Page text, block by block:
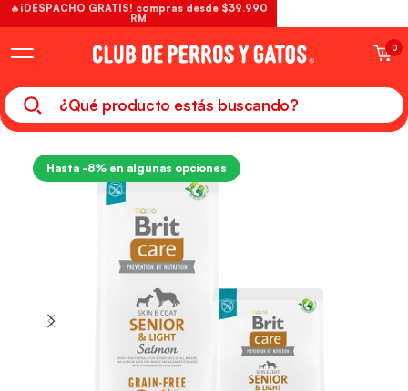
0
Hasta -8% en algunas opciones
Solo web
🔥¡DESPACHO GRATIS! compras desde $39.990
RM